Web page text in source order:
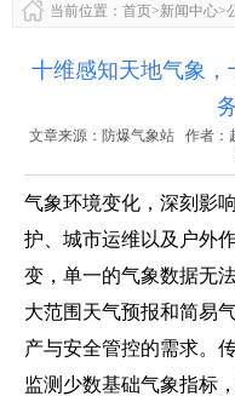
当前位置： 首页>新闻中心>
十维感知天地气象
文章来源： 防爆气象站作者：
气象环境变化，深刻影
护、城市运维以及户外
变，单一的气象数据无
大范围天气预报和简易
产与安全管控的需求。
监测少数基础气象指标